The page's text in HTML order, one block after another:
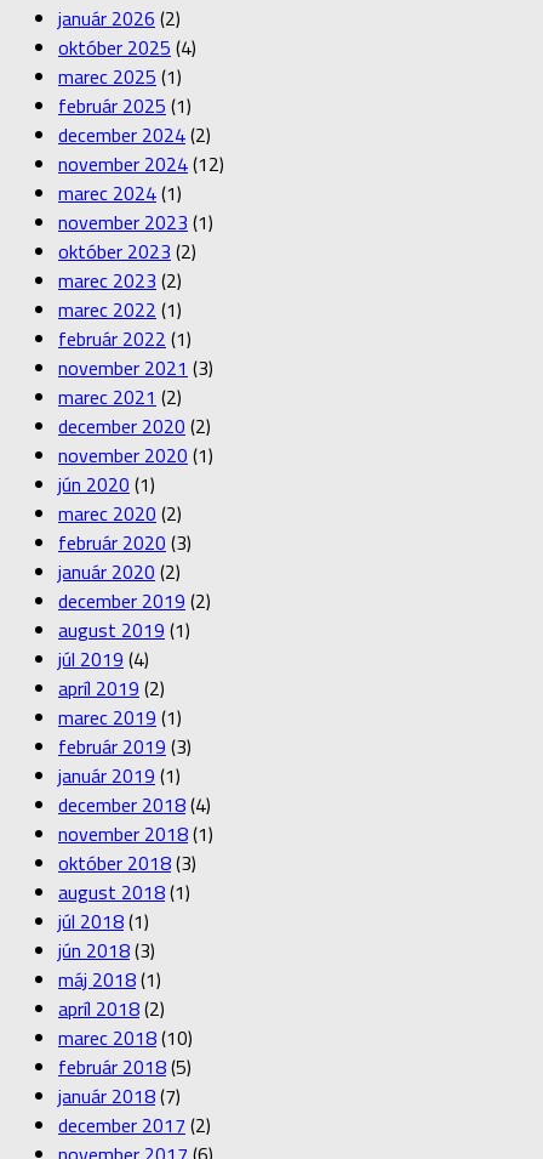
január 2026 (2)
október 2025 (4)
marec 2025 (1)
február 2025 (1)
december 2024(2)
november 2024(12)
marec 2024(1)
november 2023 (1)
október 2023 (2)
marec 2023 (2)
marec 2022 (1)
február 2022 (1)
november 2021 (3)
marec 2021 (2)
december 2020 (2)
november 2020 (1)
jún 2020 (1)
marec 2020 (2)
február 2020 (3)
január 2020 (2)
december 2019 (2)
august 2019 (1)
júl 2019 (4)
apríl 2019 (2)
marec 2019 (1)
február 2019 (3)
január 2019 (1)
december 2018(4)
november 2018(1)
október 2018(3)
august 2018(1)
júl 2018(1)
jún 2018(3)
máj 2018(1)
apríl 2018(2)
marec 2018(10)
február 2018(5)
január 2018(7)
december 2017 (2)